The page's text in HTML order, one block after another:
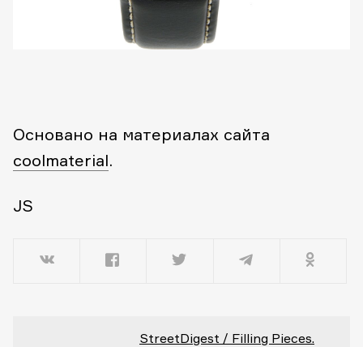
Основано на материалах сайта
coolmaterial.
JS
StreetDigest / Filling Pieces.